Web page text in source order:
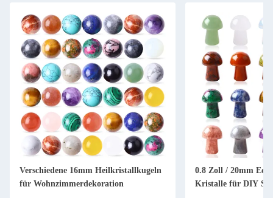
Verschiedene 16mm Heilkristallkugeln
für Wohnzimmerdekoration
0.8 Zoll / 20mm
Kristalle für DIY